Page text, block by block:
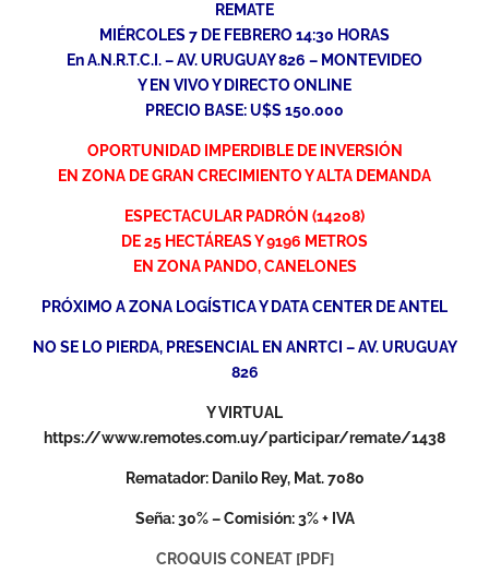
REMATE
MIÉRCOLES 7 DE FEBRERO 14:30 HORAS
En A.N.R.T.C.I. – AV. URUGUAY 826 – MONTEVIDEO
Y EN VIVO Y DIRECTO ONLINE
PRECIO BASE: U$S 150.000
OPORTUNIDAD IMPERDIBLE DE INVERSIÓN
EN ZONA DE GRAN CRECIMIENTO Y ALTA DEMANDA
ESPECTACULAR PADRÓN (14208)
DE 25 HECTÁREAS Y 9196 METROS
EN ZONA PANDO, CANELONES
PRÓXIMO A ZONA LOGÍSTICA Y DATA CENTER DE ANTEL
NO SE LO PIERDA, PRESENCIAL EN ANRTCI – AV. URUGUAY
826
Y VIRTUAL
https://www.remotes.com.uy/participar/remate/1438
Rematador: Danilo Rey, Mat. 7080
Seña: 30% – Comisión: 3% + IVA
CROQUIS CONEAT [PDF]